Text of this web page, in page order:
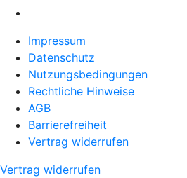
Impressum
Datenschutz
Nutzungsbedingungen
Rechtliche Hinweise
AGB
Barrierefreiheit
Vertrag widerrufen
Vertrag widerrufen